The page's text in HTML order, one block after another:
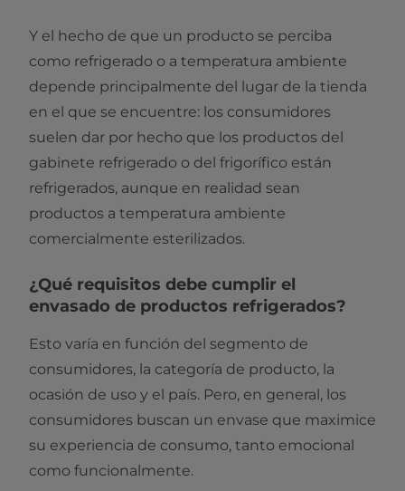
Y el hecho de que un producto se perciba
como refrigerado o a temperatura ambiente
depende principalmente del lugar de la tienda
en el que se encuentre: los consumidores
suelen dar por hecho que los productos del
gabinete refrigerado o del frigorífico están
refrigerados, aunque en realidad sean
productos a temperatura ambiente
comercialmente esterilizados.
¿Qué requisitos debe cumplir el
envasado de productos refrigerados?
Esto varía en función del segmento de
consumidores, la categoría de producto, la
ocasión de uso y el país. Pero, en general, los
consumidores buscan un envase que maximice
su experiencia de consumo, tanto emocional
como funcionalmente.